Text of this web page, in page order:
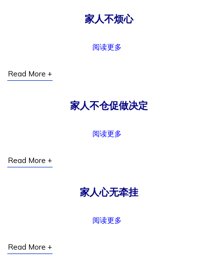
家人不烦心
阅读更多
Read More +
家人不仓促做决定
阅读更多
Read More +
家人心无牵挂
阅读更多
Read More +